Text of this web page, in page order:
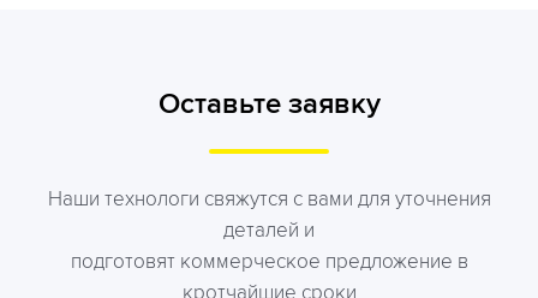
Оставьте заявку
Наши технологи свяжутся с вами для уточнения
деталей и
подготовят коммерческое предложение в
кротчайшие сроки